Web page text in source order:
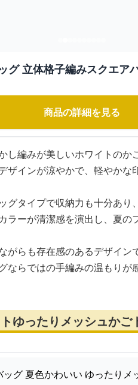
グ 立体格子編みスクエア
商品の詳細を見る
し編みが美しいホワイトのか
ザインが涼やかで、軽やかな
グタイプで収納力も十分あり
ラーが清潔感を演出し、夏の
がらも存在感のあるデザイン
ならではの手編みの温もりが
ゆったりメッシュかご